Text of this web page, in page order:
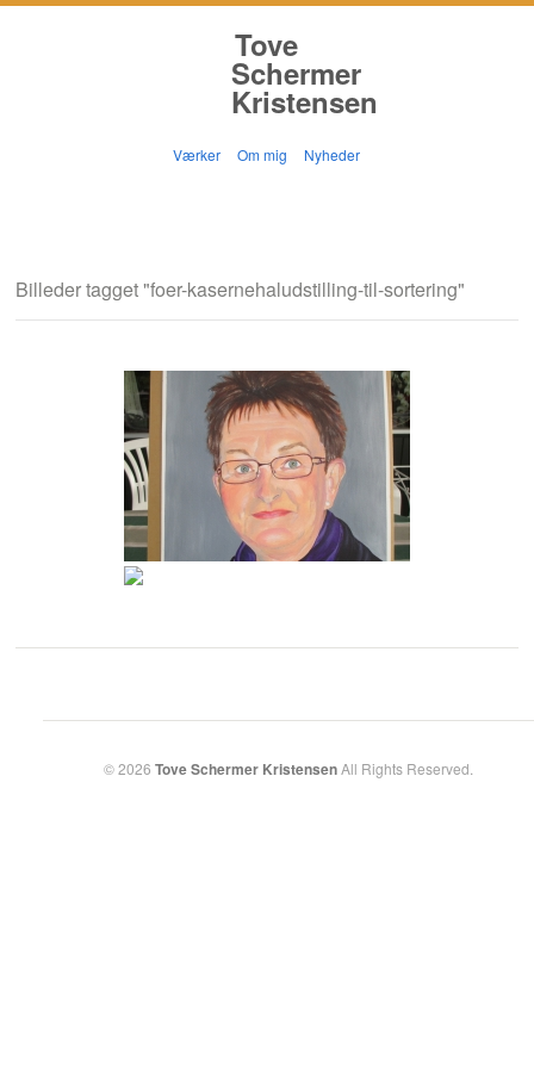
Tove
Schermer
Kristensen
Værker Om mig Nyheder
Billeder tagget "foer-kasernehaludstilling-til-sortering"
© 2026 Tove Schermer KristensenAll Rights Reserved.